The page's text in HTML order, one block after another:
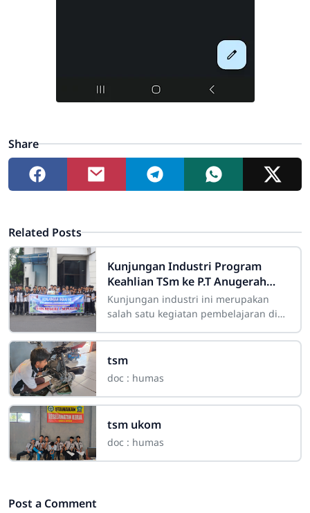
Share
Related Posts
Kunjungan Industri Program
Keahlian TSm ke P.T Anugerah
Cendrawasih Sakti Motor
Kunjungan industri ini merupakan
salah satu kegiatan pembelajaran di
siswa-siswi Jurusan Teknik Sepeda
Motor SMK
tsm
doc : humas
tsm ukom
doc : humas
Post a Comment